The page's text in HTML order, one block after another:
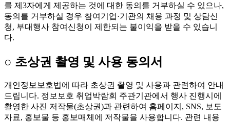
를 제3자에게 제공하는 것에 대한 동의를 거부하실 수 있으나,
동의를 거부하실 경우 참여기업·기관의 채용 과정 및 상담신
청, 부대행사 참여신청이 제한되는 불이익을 받을 수 있습니
다.
○ 초상권 촬영 및 사용 동의서
개인정보보호법에 따라 초상권 촬영 및 사용과 관련하여 안내
드립니다. 정보보호 취업박람회 주관기관에서 행사 진행시에
촬영한 사진 저작물(초상권)과 관련하여 홈페이지, SNS, 보도
자료, 홍보물 등 홍보매체에 저작물을 사용합니다. 관련 내용